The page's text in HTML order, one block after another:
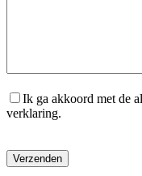
Ik ga akkoord met de
verklaring.